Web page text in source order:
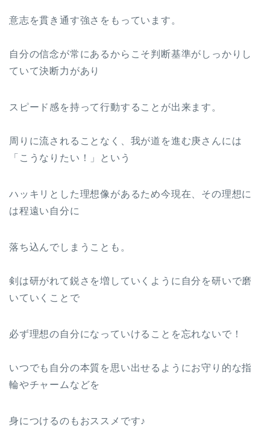
意志を貫き通す強さをもっています。
自分の信念が常にあるからこそ判断基準がしっかりし
ていて決断力があり
スピード感を持って行動することが出来ます。
周りに流されることなく、我が道を進む庚さんには
「こうなりたい！」という
ハッキリとした理想像があるため今現在、その理想に
は程遠い自分に
落ち込んでしまうことも。
剣は研がれて鋭さを増していくように自分を研いで磨
いていくことで
必ず理想の自分になっていけることを忘れないで！
いつでも自分の本質を思い出せるようにお守り的な指
輪やチャームなどを
身につけるのもおススメです♪